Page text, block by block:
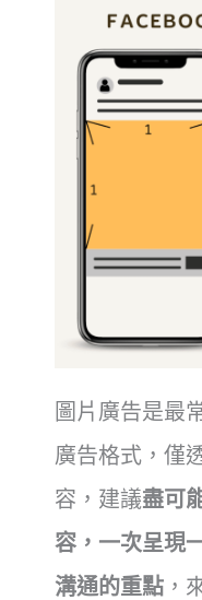
圖片廣告是最
廣告格式，僅
容，建議盡可
容，一次呈現
溝通的重點 ，